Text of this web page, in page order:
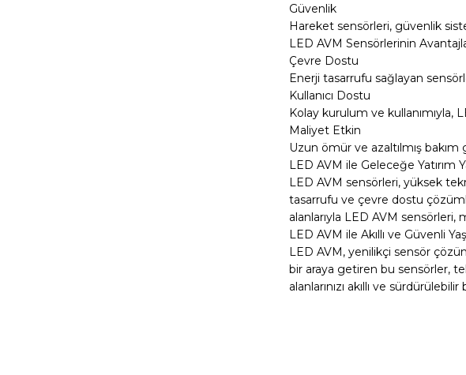
Güvenlik
Hareket sensörleri, güvenlik
LED AVM Sensörlerinin
Çevre Dostu
Enerji tasarrufu sağlayan
Kullanıcı Dostu
Kolay kurulum ve kullanımıyla,
Maliyet Etkin
Uzun ömür ve azaltılmış
LED AVM ile Geleceğe Yatırım
LED AVM sensörleri, yüksek
tasarrufu ve çevre dostu
alanlarıyla LED AVM sensörleri,
LED AVM ile Akıllı ve Güvenli
LED AVM, yenilikçi sensör
bir araya getiren bu sensörler,
alanlarınızı akıllı ve